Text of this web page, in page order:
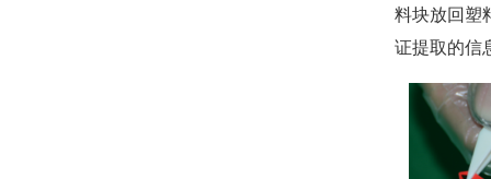
料块放回塑
证提取的信